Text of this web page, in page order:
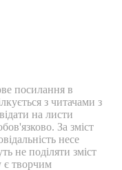
посилання в
з читачами з
на листи
За зміст
несе
не поділяти зміст
є творчим